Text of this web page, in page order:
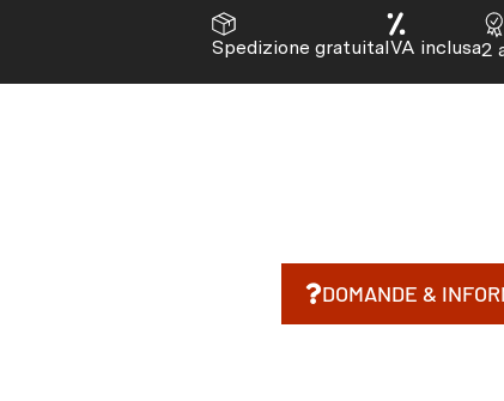
Spedizione gratuitaIVA inclusa2
DOMANDE &